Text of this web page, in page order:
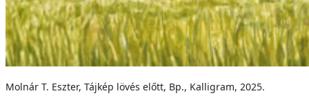
Molnár T. Eszter, Tájkép lövés előtt, Bp., Kalligram, 2025.